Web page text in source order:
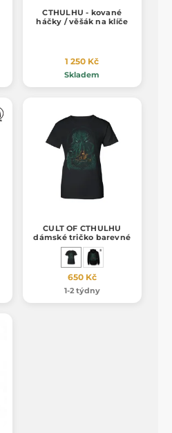
CTHULHU - kované
háčky / věšák na klíče
1 250 Kč
Skladem
CULT OF CTHULHU
dámské tričko barevné
650 Kč
1-2 týdny